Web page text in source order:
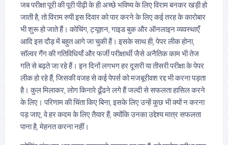
जब परीक्षा पूरी की पूरी पीढ़ी के ही अच्छे भविष्य के लिए विराम बनकर खड़ी हो
जाती है, तो विराम रुपी इस दिवार को पार करने के लिए कई तरह के कारोबार
भी शुरू हो जाते हैं। कोचिंग, ट्यूशन, गाइड बुक और ऑनलाइन व्यवस्थाएँ
आदि इस दौड़ में बहुत आगे जा चुकी हैं। इसके साथ ही, पेपर लीक होना,
सॉल्वर गैंग की गतिविधियाँ और फर्जी परीक्षार्थी जैसे अनैतिक काम भी तेज
गति से बढ़ते जा रहे हैं। इन दिनों लगभग हर दूसरी या तीसरी परीक्षा के पेपर
लीक हो रहे हैं, जिसकी वजह से कई पेपर्स को मजबूरीवश रद्द भी करना पड़ता
है। कुल मिलाकर, लोग किनारे ढूँढने लगे हैं जल्दी से सफलता हासिल करने
के लिए। परिणाम की चिंता किए बिना, इसके लिए उन्हें कुछ भी क्यों न करना
पड़ जाए, वे हर कदम के लिए तैयार हैं, क्योंकि उनका उद्देश्य मात्र सफलता
पाना है, मेहनत करना नहीं।